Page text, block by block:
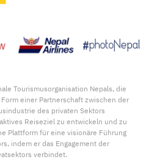
Tourismusorganisation Nepals, die
einer Partnerschaft zwischen der
des privaten Sektors
Reiseziel zu entwickeln und zu
Plattform für eine visionäre Führung
indem er das Engagement der
verbindet.